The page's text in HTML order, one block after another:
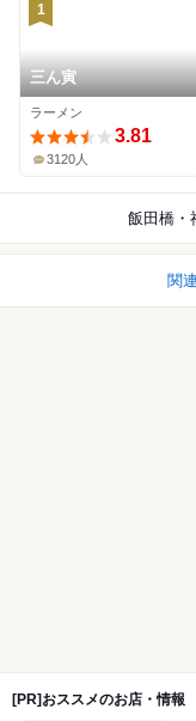
1
三ん寅
ラーメン
3.81
3120人
飯田橋・
関
[PR]おススメのお店・情報